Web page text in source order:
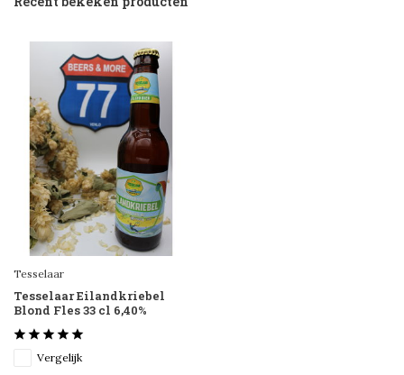
Tesselaar
Tesselaar Eilandkriebel
Blond Fles 33 cl 6,40%
Vergelijk